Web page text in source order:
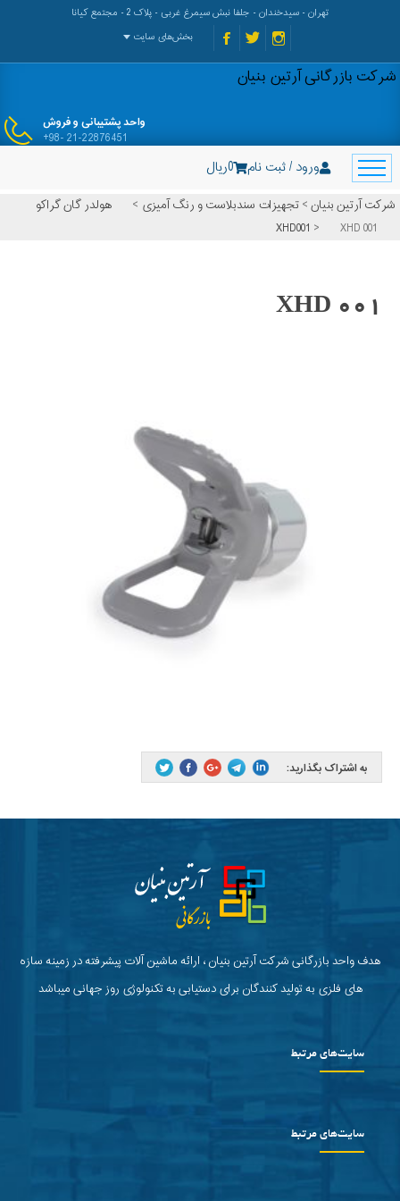
تهران - سیدخندان - جلفا نبش سیمرغ غربی - پلاک 2 - مجتمع کیانا
بخش‌های سایت
شرکت بازرگانی آرتین بنیان
واحد پشتیبانی و فروش
+98- 21-22876451
ورود / ثبت نام 0ریال
شرکت آرتین بنیان>تجهیزات سندبلاست و رنگ آمیزی >
هولدر گان گراکو
XHD001 > XHD 001
XHD 001
به اشتراک بگذارید:
هدف واحد بازرگانی شرکت آرتین بنیان ، ارائه ماشین آلات پیشرفته در زمینه سازه
های فلزی به تولید کنندگان برای دستیابی به تکنولوژی روز جهانی میباشد
سایت‌های مرتبط
سایت‌های مرتبط